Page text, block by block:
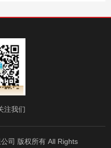
注我们
司 版权所有 All Rights